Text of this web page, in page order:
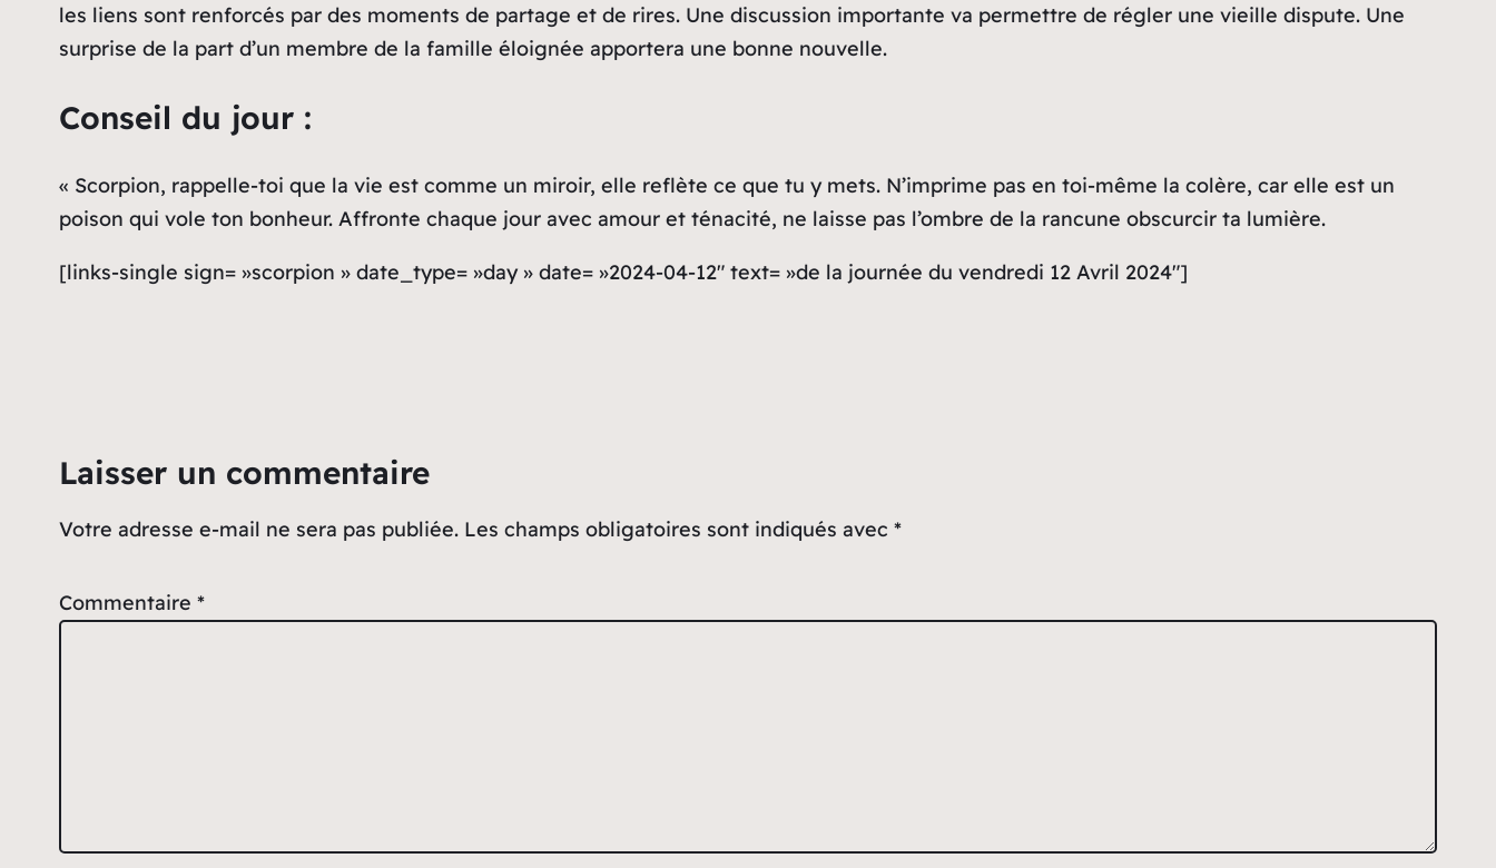
les liens sont renforcés par des moments de partage et de rires. Une discussion importante va permettre de régler une vieille dispute. Une
surprise de la part d’un membre de la famille éloignée apportera une bonne nouvelle.
Conseil du jour :
« Scorpion, rappelle-toi que la vie est comme un miroir, elle reflète ce que tu y mets. N’imprime pas en toi-même la colère, car elle est un
poison qui vole ton bonheur. Affronte chaque jour avec amour et ténacité, ne laisse pas l’ombre de la rancune obscurcir ta lumière.
[links-single sign= »scorpion » date_type= »day » date= »2024-04-12″ text= »de la journée du vendredi 12 Avril 2024″]
Laisser un commentaire
Votre adresse e-mail ne sera pas publiée. Les champs obligatoires sont indiqués avec *
Commentaire *